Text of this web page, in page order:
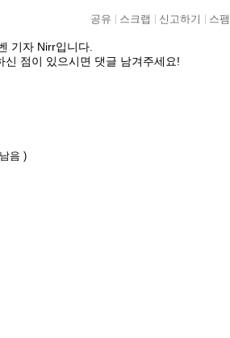
공유 스크랩 신고하기 스
기자 Nirr입니다.
점이 있으시면 댓글 남겨주세요!
음 )